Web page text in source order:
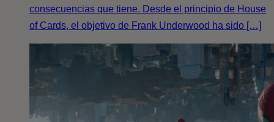
consecuencias que tiene. Desde el principio de House
of Cards, el objetivo de Frank Underwood ha sido […]